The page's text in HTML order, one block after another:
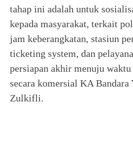
tahap ini adalah untuk
kepada masyarakat, terkait
jam keberangkatan, stasiun
ticketing system, dan
persiapan akhir menuju waktu
secara komersial KA
Zulkifli.